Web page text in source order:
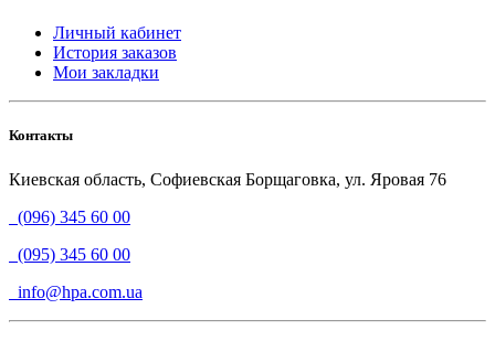
Личный кабинет
История заказов
Мои закладки
Контакты
Киевская область, Софиевская Борщаговка, ул. Яровая 76
(096) 345 60 00
(095) 345 60 00
info@hpa.com.ua